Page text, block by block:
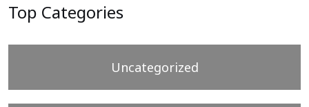
Top Categories
Uncategorized